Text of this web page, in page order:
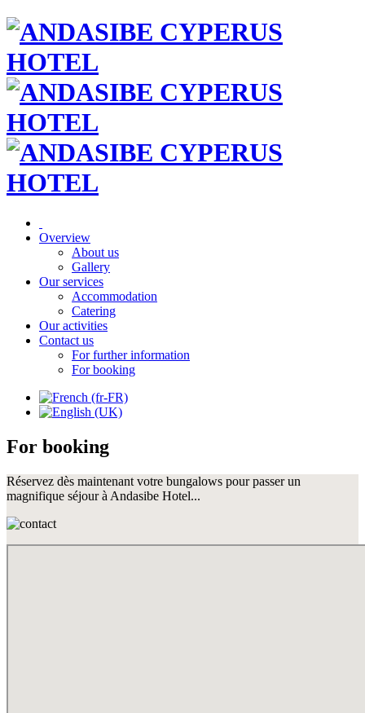
Overview
About us
Gallery
Our services
Accommodation
Catering
Our activities
Contact us
For further information
For booking
For booking
Réservez dès maintenant votre bungalows pour passer un
magnifique séjour à Andasibe Hotel...